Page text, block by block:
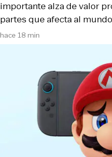
hace 18 min
importante alza de valor
partes que afecta al